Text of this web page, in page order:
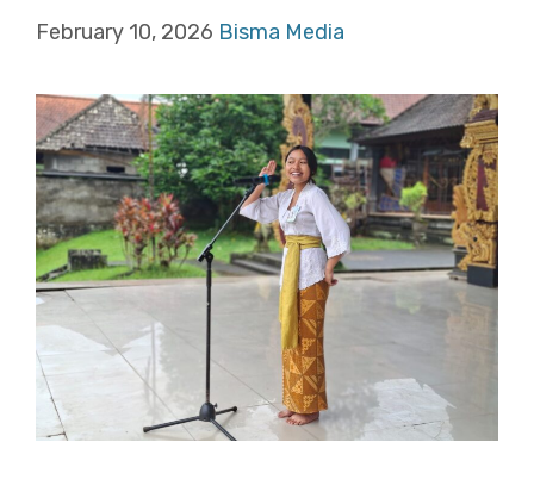
February 10, 2026 Bisma Media